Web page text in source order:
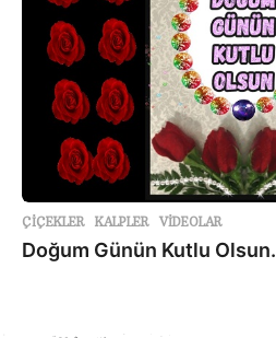
ÇİÇEKLER ,KALPLER ,VIDEOLAR
Doğum Günün Kutlu Olsun.